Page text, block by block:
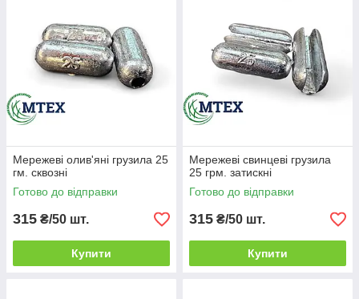
Мережеві олив'яні грузила 25
гм. сквозні
Готово до відправки
315 ₴/50 шт.
Купити
Мережеві свинцеві грузила
25 грм. затискні
Готово до відправки
315 ₴/50 шт.
Купити